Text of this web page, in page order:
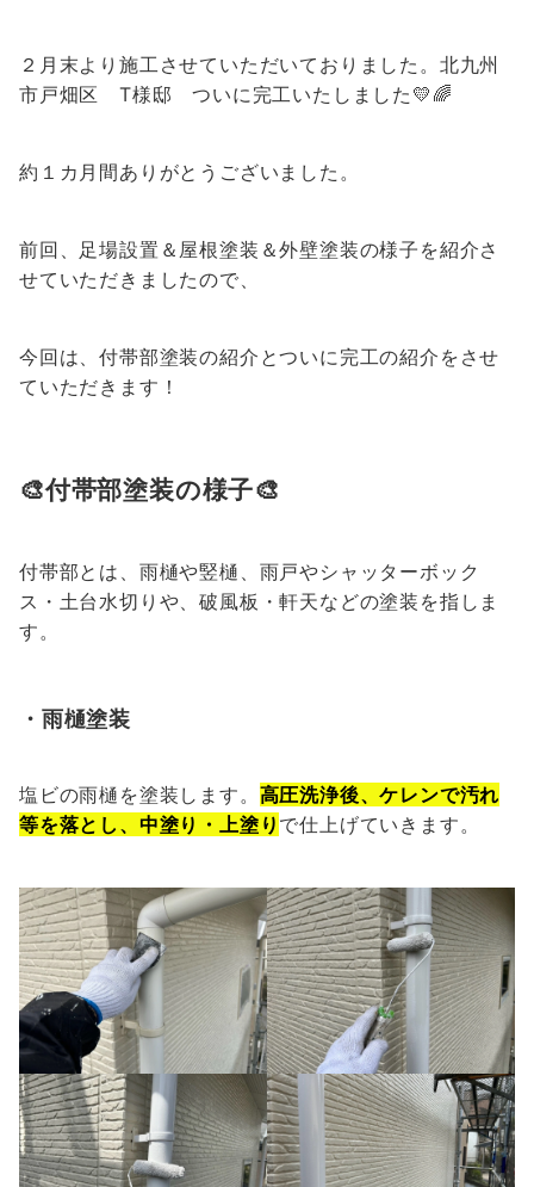
２月末より施工させていただいておりました。北九州
市戸畑区 T様邸 ついに完工いたしました💛🌈
約１カ月間ありがとうございました。
前回、足場設置＆屋根塗装＆外壁塗装の様子を紹介さ
せていただきましたので、
今回は、付帯部塗装の紹介とついに完工の紹介をさせ
ていただきます！
🎨付帯部塗装の様子🎨
付帯部とは、雨樋や竪樋、雨戸やシャッターボック
ス・土台水切りや、破風板・軒天などの塗装を指しま
す。
・雨樋塗装
塩ビの雨樋を塗装します。 高圧洗浄後、ケレンで汚れ
等を落とし、中塗り・上塗り で仕上げていきます。